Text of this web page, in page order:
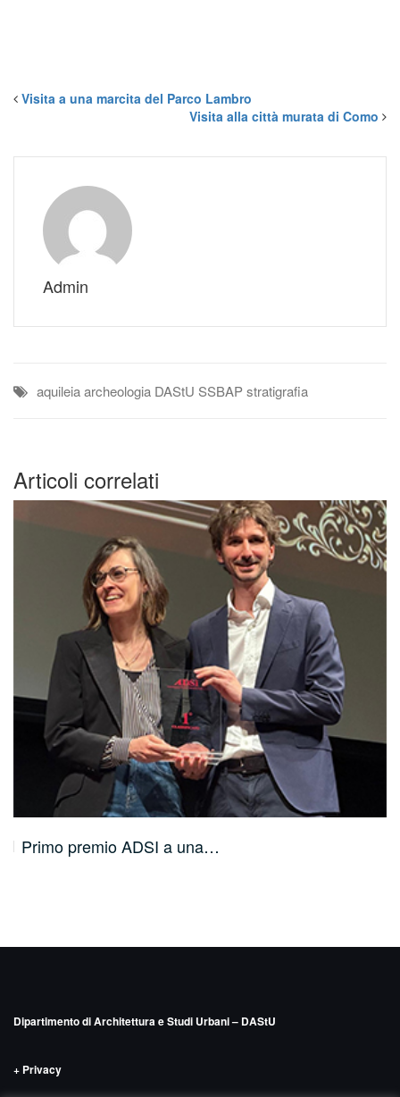
Visita a una marcita del Parco Lambro
Visita alla città murata di Como
Admin
aquileiaarcheologia DAStU SSBAPstratigrafia
Articoli correlati
Amedeo Bellini intervistato da Annunziata…
Dipartimento di Architettura e Studi Urbani – DAStU
+ Privacy